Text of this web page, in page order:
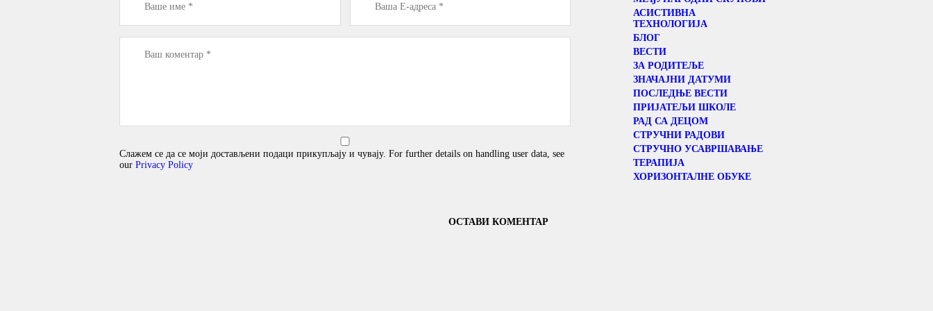
Слажем се да се моји достављени подаци прикупљају и чувају. For further details on handling user data, see
our Privacy Policy
АСИСТИВНА
ТЕХНОЛОГИЈА
БЛОГ
ВЕСТИ
ЗА РОДИТЕЉЕ
ЗНАЧАЈНИ ДАТУМИ
ПОСЛЕДЊЕ ВЕСТИ
ПРИЈАТЕЉИ ШКОЛЕ
РАД СА ДЕЦОМ
СТРУЧНИ РАДОВИ
СТРУЧНО УСАВРШАВАЊЕ
ТЕРАПИЈА
ХОРИЗОНТАЛНЕ ОБУКЕ